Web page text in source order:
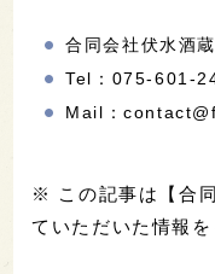
合同会社伏水酒
Tel：075-601-
Mail：
※ この記事は【合
ていただいた情報